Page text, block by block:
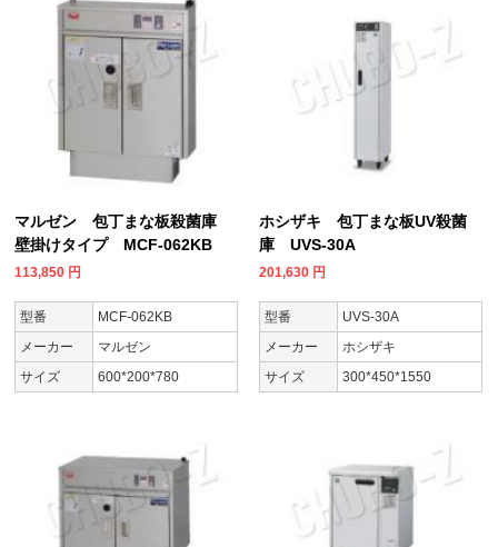
マルゼン 包丁まな板殺菌庫
壁掛けタイプ MCF-062KB
113,850 円
型番
MCF-062KB
メーカー
マルゼン
サイズ
600*200*780
ホシザキ 包丁まな板UV殺菌
庫 UVS-30A
201,630 円
型番
UVS-30A
メーカー
ホシザキ
サイズ
300*450*1550